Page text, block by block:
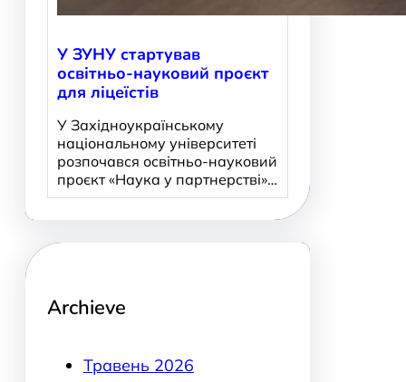
У ЗУНУ стартував
освітньо-науковий проєкт
для ліцеїстів
У Західноукраїнському
національному університеті
розпочався освітньо-науковий
проєкт «Наука у партнерстві»…
Archieve
Травень 2026